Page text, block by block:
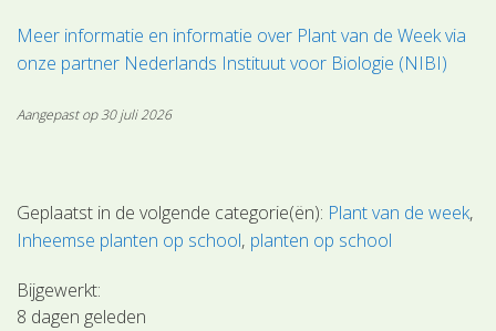
Meer informatie en informatie over Plant van de Week via
onze partner Nederlands Instituut voor Biologie (NIBI)
Aangepast op 30 juli 2026
Geplaatst in de volgende categorie(ën): Plant van de week
Inheemse planten op school planten op school
Bijgewerkt:
8 dagen geleden